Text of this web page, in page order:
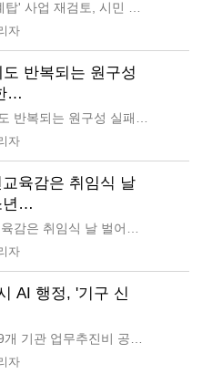
자
반복되는 원구성
…
자
육감은 취임식 날
년…
자
AI 행정, '기구 신
자